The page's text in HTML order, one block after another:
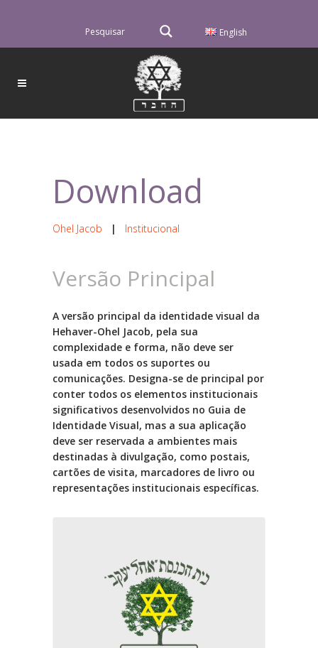
English
Download
Ohel Jacob | Institucional
Versão Principal
A versão principal da identidade visual da
Hehaver-Ohel Jacob, pela sua
complexidade e forma, não deve ser
usada em todos os suportes ou
comunicações. Designa-se de principal por
conter todos os elementos institucionais
significativos desenvolvidos no Guia de
Identidade Visual, mas a sua aplicação
deve ser reservada a ambientes mais
destinadas à divulgação, como postais,
cartões de visita, marcadores de livro ou
representações institucionais específicas.